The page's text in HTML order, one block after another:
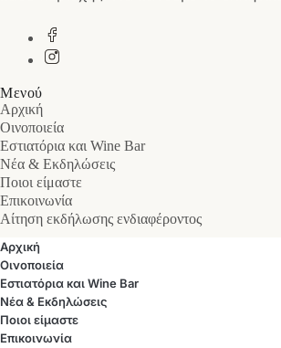
Μενού
Αρχική
Οινοποιεία
Εστιατόρια και Wine Bar
Νέα & Εκδηλώσεις
Ποιοι είμαστε
Επικοινωνία
Αίτηση εκδήλωσης ενδιαφέροντος
Αρχική
Οινοποιεία
Εστιατόρια και Wine Bar
Νέα & Εκδηλώσεις
Ποιοι είμαστε
Επικοινωνία